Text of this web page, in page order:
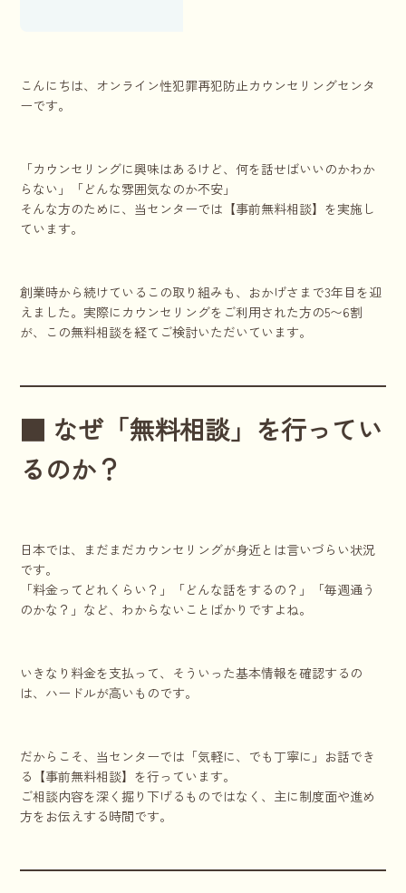
こんにちは、オンライン性犯罪再犯防止カウンセリングセンタ
ーです。
「カウンセリングに興味はあるけど、何を話せばいいのかわか
らない」「どんな雰囲気なのか不安」
そんな方のために、当センターでは【事前無料相談】を実施し
ています。
創業時から続けているこの取り組みも、おかげさまで3年目を迎
えました。実際にカウンセリングをご利用された方の5〜6割
が、この無料相談を経てご検討いただいています。
■ なぜ「無料相談」を行ってい
るのか？
日本では、まだまだカウンセリングが身近とは言いづらい状況
です。
「料金ってどれくらい？」「どんな話をするの？」「毎週通う
のかな？」など、わからないことばかりですよね。
いきなり料金を支払って、そういった基本情報を確認するの
は、ハードルが高いものです。
だからこそ、当センターでは「気軽に、でも丁寧に」お話でき
る【事前無料相談】を行っています。
ご相談内容を深く掘り下げるものではなく、主に制度面や進め
方をお伝えする時間です。